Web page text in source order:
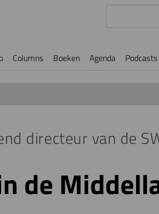
Columns Boeken Agenda Podcasts
directeur van de
de